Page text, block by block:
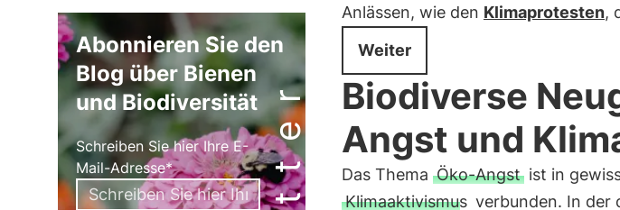
Abonnieren Sie den
Blog über Bienen
und Biodiversität
Schreiben Sie hier Ihre E-
Mail-Adresse*
Anlässen, wie den Klimaprotesten,
Weiter
Biodiverse
Angst und
Das Thema Öko-Angstist in
Klimaaktivismus verbunden. In der